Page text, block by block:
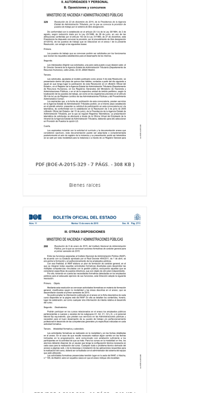
PDF (BOE-A-2015-329 - 7 PÁGS. - 308 KB )
Bienes raíces